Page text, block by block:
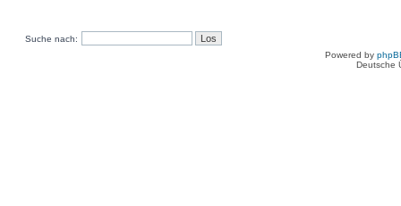
Suche nach:
Powered by
Deutsche